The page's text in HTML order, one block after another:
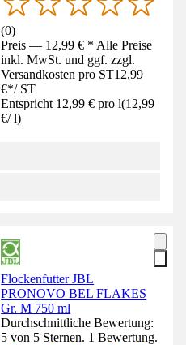
(0)
Preis — 12,99 € * Alle Preise
inkl. MwSt. und ggf. zzgl.
Versandkosten pro ST12,99
€*/ ST
Entspricht 12,99 € pro l(12,99
€/ l)
Flockenfutter JBL
PRONOVO BEL FLAKES
Gr. M 750 ml
Durchschnittliche Bewertung:
5 von 5 Sternen. 1 Bewertung.